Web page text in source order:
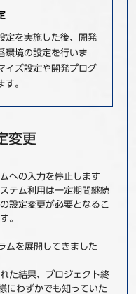
定を実施した後、開発
環境の設定を行いま
イズ設定や開発プログ
す。
変更
への入力を停止します
テム利用は一定期間継続
設定変更が必要となるこ
。
ムを展開してきました
た結果、プロジェクト終
にわずかでも知っていた